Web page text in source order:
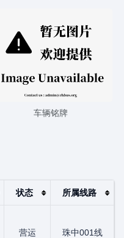
车辆铭牌
状态 所属线路
营运 珠中001线